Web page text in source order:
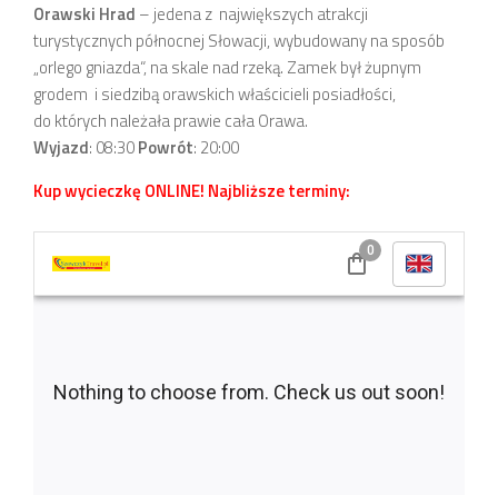
Orawski Hrad – jedena z największych atrakcji
turystycznych północnej Słowacji, wybudowany na sposób
„orlego gniazda“, na skale nad rzeką. Zamek był żupnym
grodem i siedzibą orawskich właścicieli posiadłości,
do których należała prawie cała Orawa.
Wyjazd: 08:30Powrót: 20:00
Kup wycieczkę ONLINE! Najbliższe terminy: